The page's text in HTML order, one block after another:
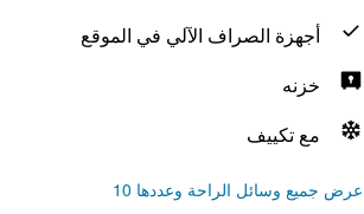
أجهزة الصراف الآلي في الموقع
خزنه
مع تكييف
عرض جميع وسائل الراحة وعددها 10